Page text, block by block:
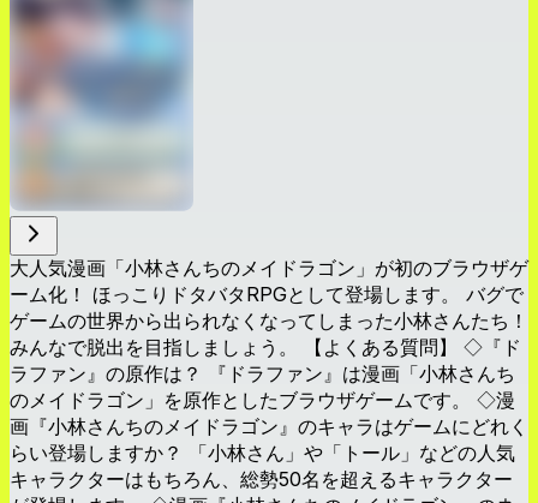
大人気漫画「小林さんちのメイドラゴン」が初のブラウザゲ
ーム化！ ほっこりドタバタRPGとして登場します。 バグで
ゲームの世界から出られなくなってしまった小林さんたち！
みんなで脱出を目指しましょう。 【よくある質問】 ◇『ド
ラファン』の原作は？ 『ドラファン』は漫画「小林さんち
のメイドラゴン」を原作としたブラウザゲームです。 ◇漫
画『小林さんちのメイドラゴン』のキャラはゲームにどれく
らい登場しますか？ 「小林さん」や「トール」などの人気
キャラクターはもちろん、総勢50名を超えるキャラクター